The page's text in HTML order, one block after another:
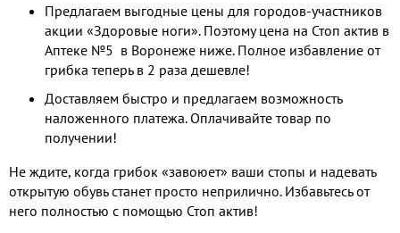
Предлагаем выгодные цены для городов-участников
акции «Здоровые ноги». Поэтому цена на Стоп актив в
Аптеке №5 в Воронеже ниже. Полное избавление от
грибка теперь в 2 раза дешевле!
Доставляем быстро и предлагаем возможность
наложенного платежа. Оплачивайте товар по
получении!
Не ждите, когда грибок «завоюет» ваши стопы и надевать
открытую обувь станет просто неприлично. Избавьтесь от
него полностью с помощью Стоп актив!